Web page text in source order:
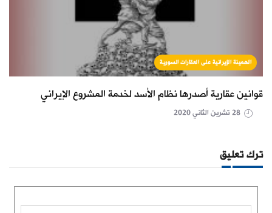
الهمينة الإيرانية على العقارات السورية
قوانين عقارية أصدرها نظام الأسد لخدمة المشروع الإيراني
ترك تعليق